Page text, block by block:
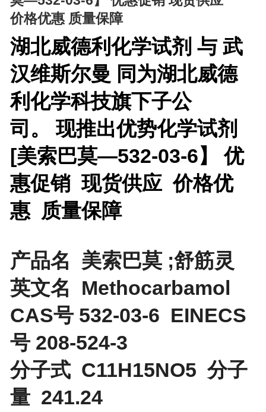
价格优惠 质量保障
湖北威德利化学试剂 与 武
汉维斯尔曼 同为湖北威德
利化学科技旗下子公
司。 现推出优势化学试剂
[美索巴莫—532-03-6】 优
惠促销 现货供应 价格优
惠 质量保障
产品名 美索巴莫 ;舒筋灵
英文名 Methocarbamol
CAS号 532-03-6 EINECS
号 208-524-3
分子式 C11H15NO5 分子
量 241.24